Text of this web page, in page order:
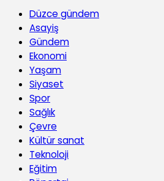
Düzce gündem
Asayiş
Gündem
Ekonomi
Yaşam
Siyaset
Spor
Sağlık
Çevre
Kültür sanat
Teknoloji
Eğitim